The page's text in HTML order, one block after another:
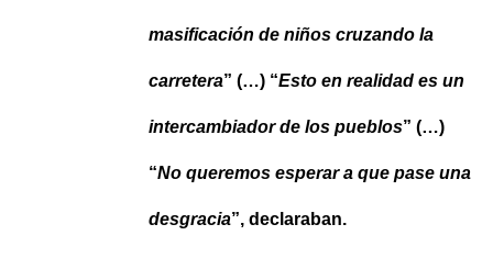
masificación de niños cruzando la
carretera” (…) “Esto en realidad es un
intercambiador de los pueblos” (…)
“No queremos esperar a que pase una
desgracia”, declaraban.